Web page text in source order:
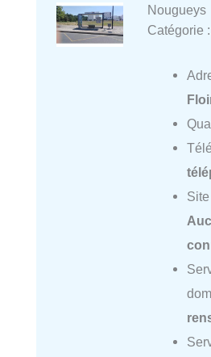
Nougueys
Catégorie :